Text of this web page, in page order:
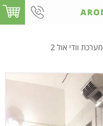
מערכת וודי אול 2